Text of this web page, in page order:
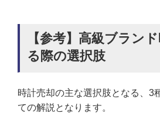
【参考】高級ブラン
る際の選択肢
時計売却の主な選択肢となる、3
ての解説となります。